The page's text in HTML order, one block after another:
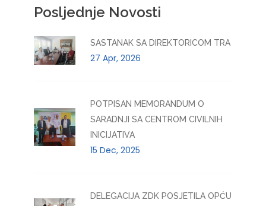
Posljednje Novosti
SASTANAK SA DIREKTORICOM TRA
27 Apr, 2026
POTPISAN MEMORANDUM O
SARADNJI SA CENTROM CIVILNIH
INICIJATIVA
15 Dec, 2025
DELEGACIJA ZDK POSJETILA OPĆU